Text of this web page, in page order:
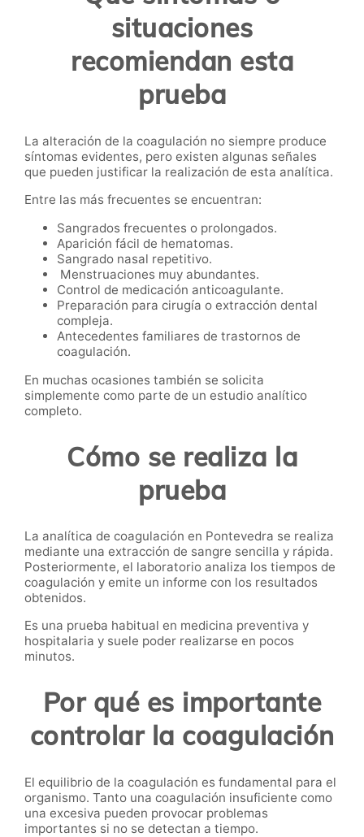
situaciones
recomiendan esta
prueba
La alteración de la coagulación no siempre produce
síntomas evidentes, pero existen algunas señales
que pueden justificar la realización de esta analítica.
Entre las más frecuentes se encuentran:
Sangrados frecuentes o prolongados.
Aparición fácil de hematomas.
Sangrado nasal repetitivo.
Menstruaciones muy abundantes.
Control de medicación anticoagulante.
Preparación para cirugía o extracción dental
compleja.
Antecedentes familiares de trastornos de
coagulación.
En muchas ocasiones también se solicita
simplemente como parte de un estudio analítico
completo.
Cómo se realiza la
prueba
La analítica de coagulación en Pontevedra se realiza
mediante una extracción de sangre sencilla y rápida.
Posteriormente, el laboratorio analiza los tiempos de
coagulación y emite un informe con los resultados
obtenidos.
Es una prueba habitual en medicina preventiva y
hospitalaria y suele poder realizarse en pocos
minutos.
Por qué es importante
controlar la coagulación
El equilibrio de la coagulación es fundamental para el
organismo. Tanto una coagulación insuficiente como
una excesiva pueden provocar problemas
importantes si no se detectan a tiempo.